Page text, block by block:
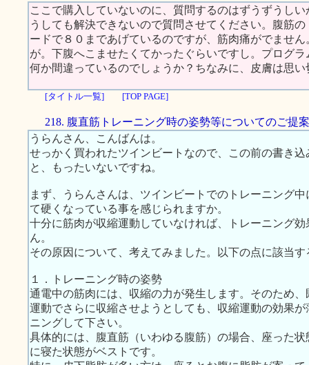
ここで購入していないのに、質問するのはずうずうし
うしても解決できないので質問させてください。腹筋
ードで８０まであげているのですが、筋肉痛がでませ
が。下腹へこませたくてかったぐらいですし。プログ
何か間違っているのでしょうか？ちなみに、皮膚は思
[タイトル一覧] [TOP PAGE]
218. 腹直筋トレーニング時の姿勢等についてのご提
うらんさん、こんばんは。
せっかく買われたツインビートなので、この前の書き
と、もったいないですね。
まず、うらんさんは、ツインビートでのトレーニング
て硬くなっている事を感じられますか。
十分に筋肉が収縮運動していなければ、トレーニング
ん。
その原因について、考えてみました。以下の点に該当
１．トレーニング時の姿勢
通電中の筋肉には、収縮の力が発生します。そのため
運動でさらに収縮させようとしても、収縮運動の効果
ニングして下さい。
具体的には、腹直筋（いわゆる腹筋）の場合、座った
に寝た状態がベストです。